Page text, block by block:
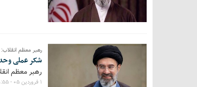
رهبر معظم انقلاب:
شکر عملی
رهبر معظم انقلاب در پیام نوروزی
۱ فروردین ۰۵ - ۱۸:۵۵